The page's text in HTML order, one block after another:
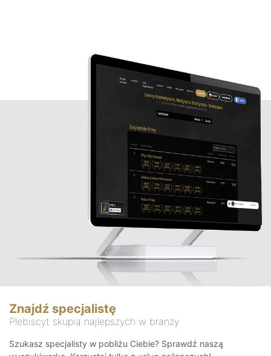
Znajdź specjalistę
Plebiscyt skupia najlepszych w branży
Szukasz specjalisty w pobliżu Ciebie? Sprawdź naszą